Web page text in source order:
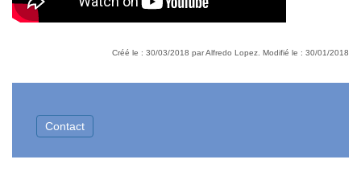
Créé le : 30/03/2018 par Alfredo Lopez. Modifié le : 30/01/2018
Contact